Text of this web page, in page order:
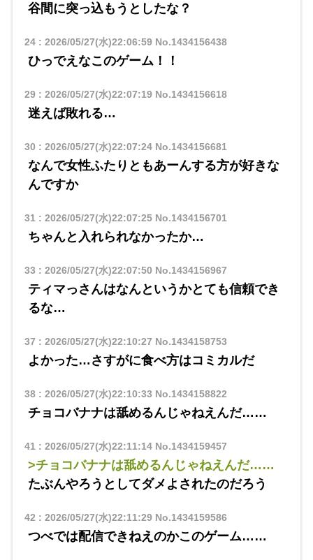
谷間に突っ込もうとしたな？
24: 2026/05/27(水)22:06:59No.1434156438
ひっでえなこのゲーム！！
29: 2026/05/27(水)22:07:19No.1434156618
迷えば敗れる…
30 : 2026/05/27(水)22:07:24No.1434156681
なんで女性ふたりともあーんする方が好きな
んですか
31 : 2026/05/27(水)22:07:25No.1434156701
ちゃんと入れられなかったか…
33 : 2026/05/27(水)22:07:50 No.1434156967
ティマっさんはなんというかとても信頼でき
るな…
37 : 2026/05/27(水)22:10:27 No.1434158753
よかった…さすがに食べ方はコミカルだ
38: 2026/05/27(水)22:10:33 No.1434158822
チョコバナナは舐めるんじゃねえんだ……
41 : 2026/05/27(水)22:11:14No.1434159457
>チョコバナナは舐めるんじゃねえんだ……
たぶんやろうとしてダメよされたのだろう
42 : 2026/05/27(水)22:11:29No.1434159586
つべでは配信できねえのかこのゲーム……